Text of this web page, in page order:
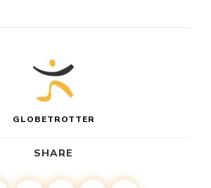
RUST
NOORDELIJKE
IBIZA
GLOBETROTTER
SHARE